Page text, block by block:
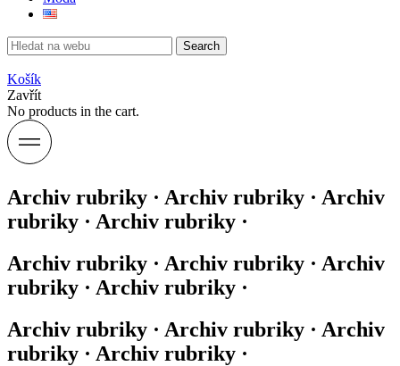
Search
Košík
Zavřít
No products in the cart.
Archiv rubriky · Archiv rubriky · Archiv
rubriky · Archiv rubriky ·
Archiv rubriky · Archiv rubriky · Archiv
rubriky · Archiv rubriky ·
Archiv rubriky · Archiv rubriky · Archiv
rubriky · Archiv rubriky ·